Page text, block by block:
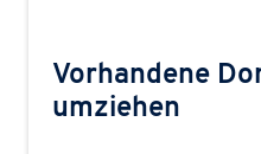
Vorhandene
umziehen